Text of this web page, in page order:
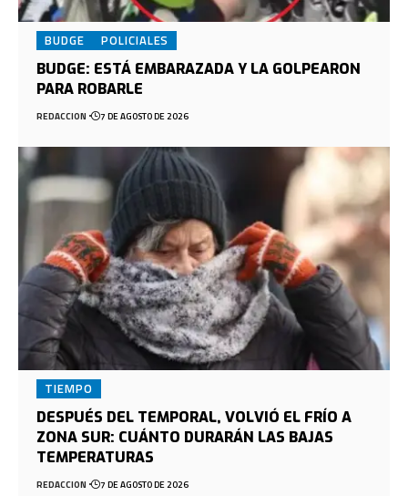
BUDGE POLICIALES
BUDGE: ESTÁ EMBARAZADA Y LA GOLPEARON
PARA ROBARLE
REDACCION 7 DE AGOSTO DE 2026
TIEMPO
DESPUÉS DEL TEMPORAL, VOLVIÓ EL FRÍO A
ZONA SUR: CUÁNTO DURARÁN LAS BAJAS
TEMPERATURAS
REDACCION 7 DE AGOSTO DE 2026